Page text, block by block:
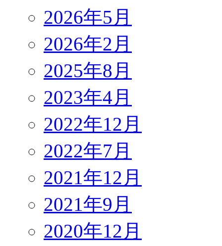
2026年5月
2026年2月
2025年8月
2023年4月
2022年12月
2022年7月
2021年12月
2021年9月
2020年12月